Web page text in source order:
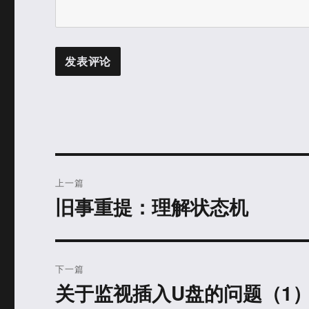
章
上一篇
上
篇
文
旧事重提：理解状态机
下一篇
下
关于监视插入U盘的问题（1